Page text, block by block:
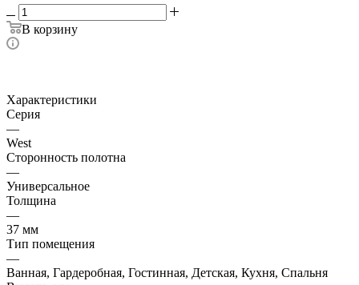
В корзину
Характеристики
Серия
—
West
Сторонность полотна
—
Универсальное
Толщина
—
37 мм
Тип помещения
—
Ванная, Гардеробная, Гостинная, Детская, Кухня, Спальня